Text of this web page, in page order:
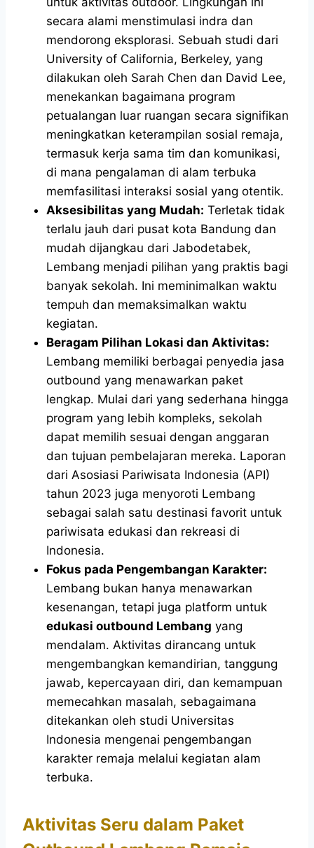
secara alami menstimulasi indra dan
mendorong eksplorasi. Sebuah studi dari
University of California, Berkeley, yang
dilakukan oleh Sarah Chen dan David Lee,
menekankan bagaimana program
petualangan luar ruangan secara signifikan
meningkatkan keterampilan sosial remaja,
termasuk kerja sama tim dan komunikasi,
di mana pengalaman di alam terbuka
memfasilitasi interaksi sosial yang otentik.
Aksesibilitas yang Mudah: Terletak tidak
terlalu jauh dari pusat kota Bandung dan
mudah dijangkau dari Jabodetabek,
Lembang menjadi pilihan yang praktis bagi
banyak sekolah. Ini meminimalkan waktu
tempuh dan memaksimalkan waktu
kegiatan.
Beragam Pilihan Lokasi dan Aktivitas:
Lembang memiliki berbagai penyedia jasa
outbound yang menawarkan paket
lengkap. Mulai dari yang sederhana hingga
program yang lebih kompleks, sekolah
dapat memilih sesuai dengan anggaran
dan tujuan pembelajaran mereka. Laporan
dari Asosiasi Pariwisata Indonesia (API)
tahun 2023 juga menyoroti Lembang
sebagai salah satu destinasi favorit untuk
pariwisata edukasi dan rekreasi di
Indonesia.
Fokus pada Pengembangan Karakter:
Lembang bukan hanya menawarkan
kesenangan, tetapi juga platform untuk
edukasi outbound Lembang yang
mendalam. Aktivitas dirancang untuk
mengembangkan kemandirian, tanggung
jawab, kepercayaan diri, dan kemampuan
memecahkan masalah, sebagaimana
ditekankan oleh studi Universitas
Indonesia mengenai pengembangan
karakter remaja melalui kegiatan alam
terbuka.
Aktivitas Seru dalam Paket